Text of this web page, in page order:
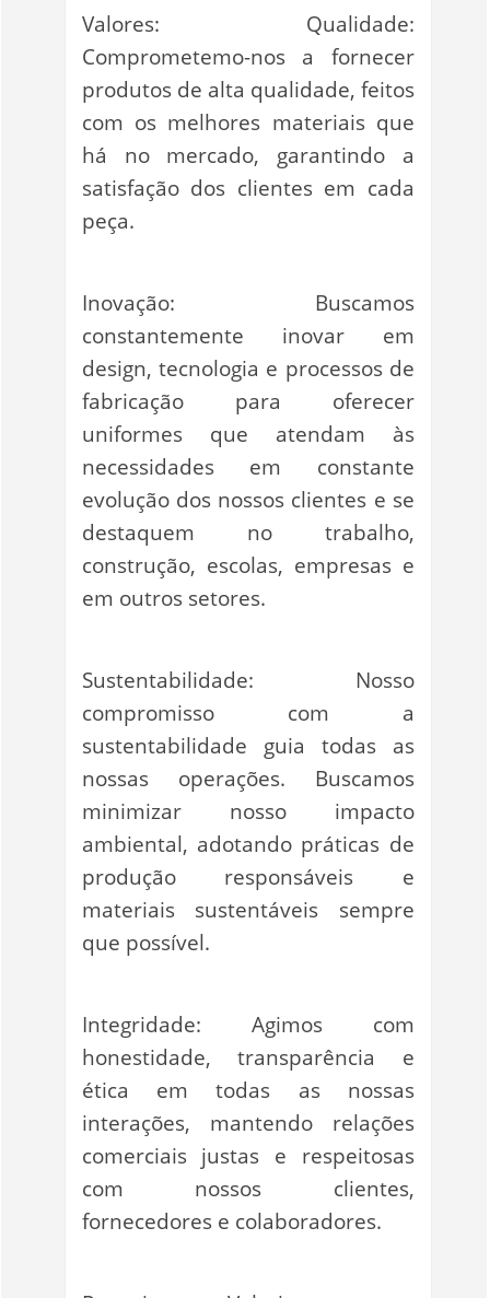
Valores: Qualidade:
Comprometemo-nos a fornecer
produtos de alta qualidade, feitos
com os melhores materiais que
há no mercado, garantindo a
satisfação dos clientes em cada
peça.
Inovação: Buscamos
constantemente inovar em
design, tecnologia e processos de
fabricação para oferecer
uniformes que atendam às
necessidades em constante
evolução dos nossos clientes e se
destaquem no trabalho,
construção, escolas, empresas e
em outros setores.
Sustentabilidade: Nosso
compromisso com a
sustentabilidade guia todas as
nossas operações. Buscamos
minimizar nosso impacto
ambiental, adotando práticas de
produção responsáveis e
materiais sustentáveis sempre
que possível.
Integridade: Agimos com
honestidade, transparência e
ética em todas as nossas
interações, mantendo relações
comerciais justas e respeitosas
com nossos clientes,
fornecedores e colaboradores.